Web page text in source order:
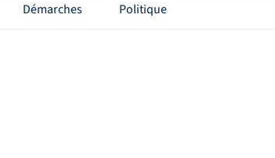
Démarches Politique